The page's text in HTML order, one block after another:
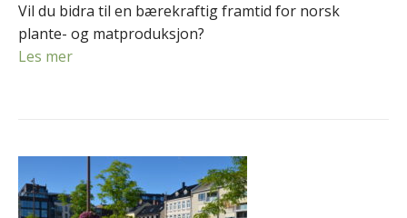
Vil du bidra til en bærekraftig framtid for norsk
plante- og matproduksjon?
Les mer